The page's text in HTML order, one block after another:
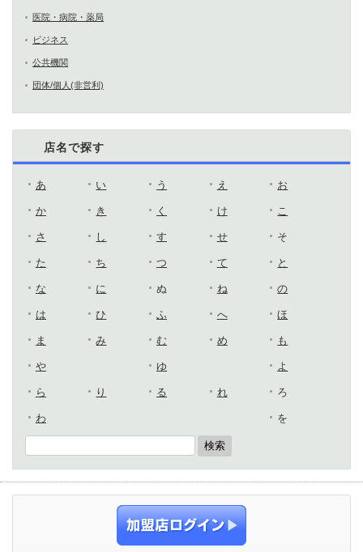
医院・病院・薬局
ビジネス
公共機関
団体/個人(非営利)
店名で探す
あ い う え お
か き く け こ
さ し す せ そ
た ち つ て と
な に ぬ ね の
は ひ ふ へ ほ
ま み む め も
や ゆ よ
ら り る れ ろ
わ を